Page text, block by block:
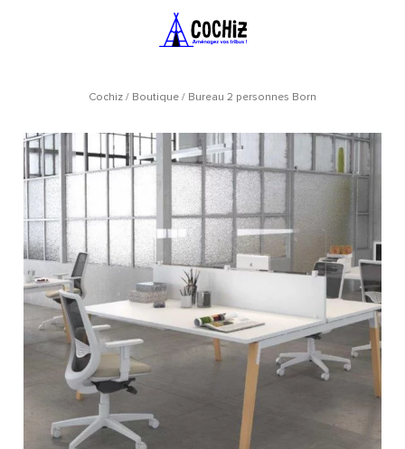
Cochiz/ Boutique/ Bureau 2 personnes Born